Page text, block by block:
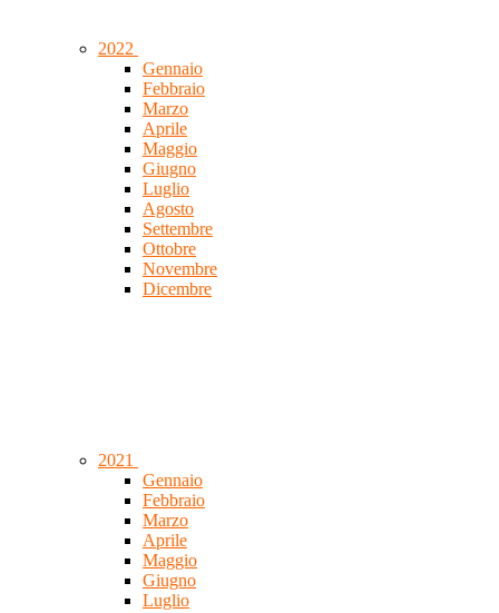
2022
Gennaio
Febbraio
Marzo
Aprile
Maggio
Giugno
Luglio
Agosto
Settembre
Ottobre
Novembre
Dicembre
2021
Gennaio
Febbraio
Marzo
Aprile
Maggio
Giugno
Luglio